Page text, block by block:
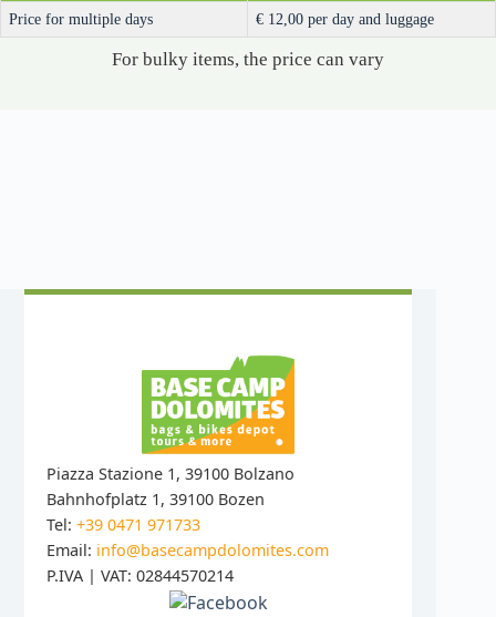
Price for multiple days
€ 12,00 per day and luggage
For bulky items, the price can vary
Piazza Stazione 1, 39100 Bolzano
Bahnhofplatz 1, 39100 Bozen
Tel:+39 0471 971733
Email: info@basecampdolomites.com
P.IVA | VAT: 02844570214